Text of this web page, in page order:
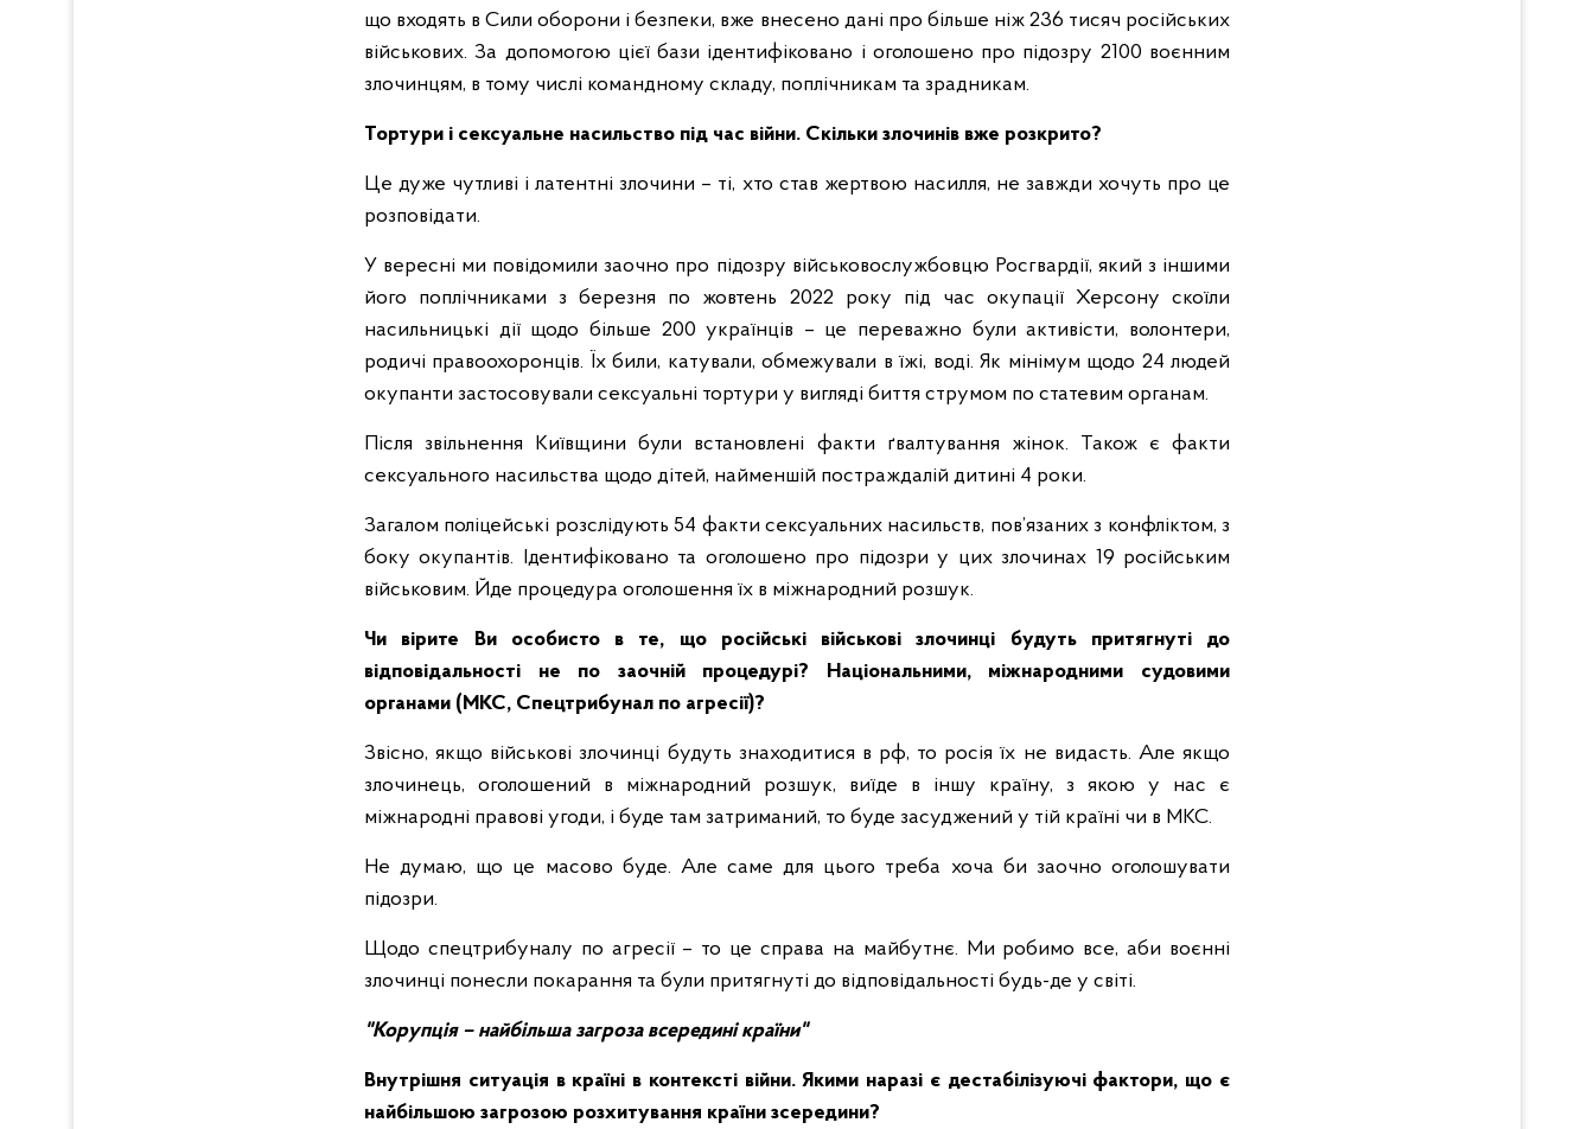
що входять в Сили оборони і безпеки, вже внесено дані про більше ніж 236 тисяч російських
військових. За допомогою цієї бази ідентифіковано і оголошено про підозру 2100 воєнним
злочинцям, в тому числі командному складу, поплічникам та зрадникам.
Тортури і сексуальне насильство під час війни. Скільки злочинів вже розкрито?
Це дуже чутливі і латентні злочини – ті, хто став жертвою насилля, не завжди хочуть про це
розповідати.
У вересні ми повідомили заочно про підозру військовослужбовцю Росгвардії, який з іншими
його поплічниками з березня по жовтень 2022 року під час окупації Херсону скоїли
насильницькі дії щодо більше 200 українців – це переважно були активісти, волонтери,
родичі правоохоронців. Їх били, катували, обмежували в їжі, воді. Як мінімум щодо 24 людей
окупанти застосовували сексуальні тортури у вигляді биття струмом по статевим органам.
Після звільнення Київщини були встановлені факти ґвалтування жінок. Також є факти
сексуального насильства щодо дітей, найменшій постраждалій дитині 4 роки.
Загалом поліцейські розслідують 54 факти сексуальних насильств, пов’язаних з конфліктом, з
боку окупантів. Ідентифіковано та оголошено про підозри у цих злочинах 19 російським
військовим. Йде процедура оголошення їх в міжнародний розшук.
Чи вірите Ви особисто в те, що російські військові злочинці будуть притягнуті до
відповідальності не по заочній процедурі? Національними, міжнародними судовими
органами (МКС, Спецтрибунал по агресії)?
Звісно, якщо військові злочинці будуть знаходитися в рф, то росія їх не видасть. Але якщо
злочинець, оголошений в міжнародний розшук, виїде в іншу країну, з якою у нас є
міжнародні правові угоди, і буде там затриманий, то буде засуджений у тій країні чи в МКС.
Не думаю, що це масово буде. Але саме для цього треба хоча би заочно оголошувати
підозри.
Щодо спецтрибуналу по агресії – то це справа на майбутнє. Ми робимо все, аби воєнні
злочинці понесли покарання та були притягнуті до відповідальності будь-де у світі.
"Корупція – найбільша загроза всередині країни"
Внутрішня ситуація в країні в контексті війни. Якими наразі є дестабілізуючі фактори, що є
найбільшою загрозою розхитування країни зсередини?